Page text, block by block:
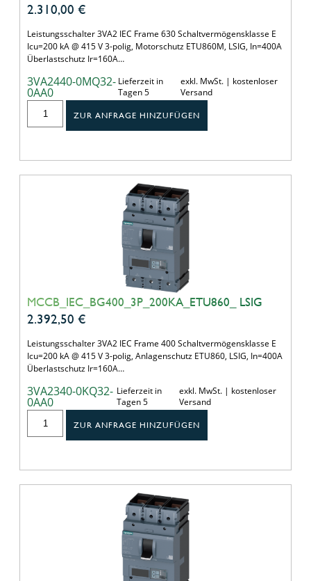
2.310,00 €
Leistungsschalter 3VA2 IEC Frame 630 Schaltvermögensklasse E
Icu=200 kA @ 415 V 3-polig, Motorschutz ETU860M, LSIG, In=400A
Überlastschutz Ir=160A…
3VA2440-0MQ32-
0AA0
Lieferzeit in
Tagen 5
exkl. MwSt. | kostenloser
Versand
ZUR ANFRAGE HINZUFÜGEN
MCCB_IEC_BG400_3P_200KA_ETU860_ LSIG
2.392,50 €
Leistungsschalter 3VA2 IEC Frame 400 Schaltvermögensklasse E
Icu=200 kA @ 415 V 3-polig, Anlagenschutz ETU860, LSIG, In=400A
Überlastschutz Ir=160A…
3VA2340-0KQ32-
0AA0
Lieferzeit in
Tagen 5
exkl. MwSt. | kostenloser
Versand
ZUR ANFRAGE HINZUFÜGEN